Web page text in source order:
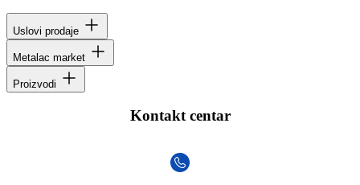
Uslovi prodaje
Metalac market
Proizvodi
Kontakt centar